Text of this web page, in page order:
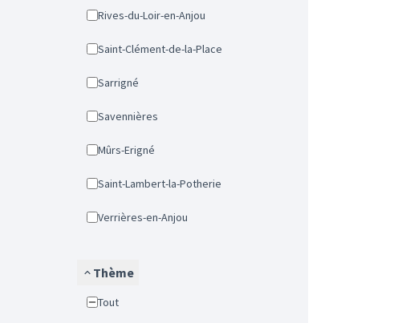
Rives-du-Loir-en-Anjou
Saint-Clément-de-la-Place
Sarrigné
Savennières
Mûrs-Erigné
Saint-Lambert-la-Potherie
Verrières-en-Anjou
Thème
Tout